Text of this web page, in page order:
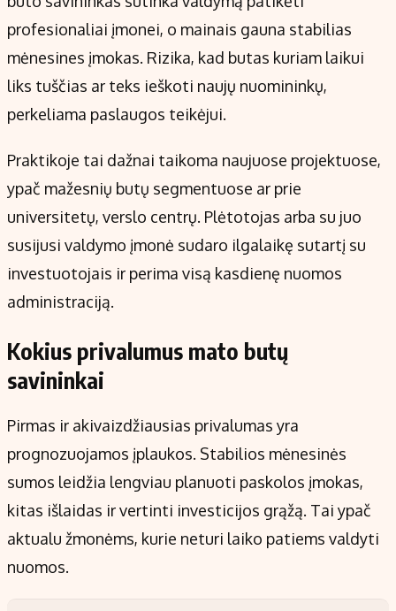
profesionaliai įmonei, o mainais gauna stabilias
mėnesines įmokas. Rizika, kad butas kuriam laikui
liks tuščias ar teks ieškoti naujų nuomininkų,
perkeliama paslaugos teikėjui.
Praktikoje tai dažnai taikoma naujuose projektuose,
ypač mažesnių butų segmentuose ar prie
universitetų, verslo centrų. Plėtotojas arba su juo
susijusi valdymo įmonė sudaro ilgalaikę sutartį su
investuotojais ir perima visą kasdienę nuomos
administraciją.
Kokius privalumus mato butų
savininkai
Pirmas ir akivaizdžiausias privalumas yra
prognozuojamos įplaukos. Stabilios mėnesinės
sumos leidžia lengviau planuoti paskolos įmokas,
kitas išlaidas ir vertinti investicijos grąžą. Tai ypač
aktualu žmonėms, kurie neturi laiko patiems valdyti
nuomos.